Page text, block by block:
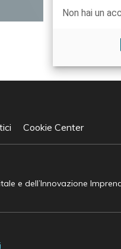
Non hai un
Cookie Center
e dell’Innovazione